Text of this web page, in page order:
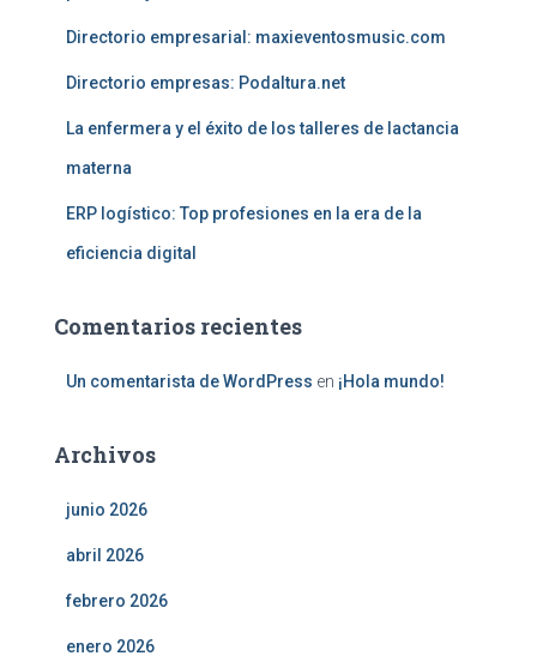
Directorio empresarial: maxieventosmusic.com
Directorio empresas: Podaltura.net
La enfermera y el éxito de los talleres de lactancia
materna
ERP logístico: Top profesiones en la era de la
eficiencia digital
Comentarios recientes
Un comentarista de WordPress en ¡Hola mundo!
Archivos
junio 2026
abril 2026
febrero 2026
enero 2026